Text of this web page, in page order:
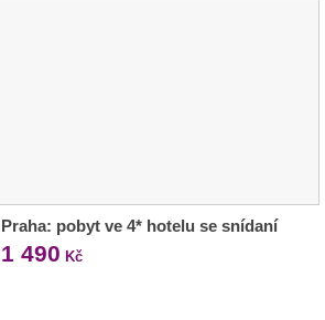
Praha: pobyt ve 4* hotelu se snídaní
1 490 Kč